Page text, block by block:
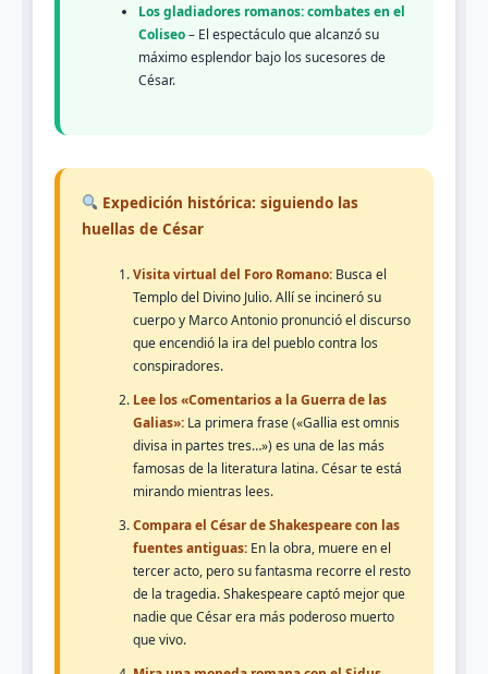
Los gladiadores romanos: combates en el
Coliseo– El espectáculo que alcanzó su
máximo esplendor bajo los sucesores de
César.
Expedición histórica: siguiendo las
huellas de César
Visita virtual del Foro Romano: Busca el
Templo del Divino Julio. Allí se incineró su
cuerpo y Marco Antonio pronunció el discurso
que encendió la ira del pueblo contra los
conspiradores.
Lee los «Comentarios a la Guerra de las
Galias»: La primera frase («Gallia est omnis
divisa in partes tres…») es una de las más
famosas de la literatura latina. César te está
mirando mientras lees.
Compara el César de Shakespeare con las
fuentes antiguas: En la obra, muere en el
tercer acto, pero su fantasma recorre el resto
de la tragedia. Shakespeare captó mejor que
nadie que César era más poderoso muerto
que vivo.